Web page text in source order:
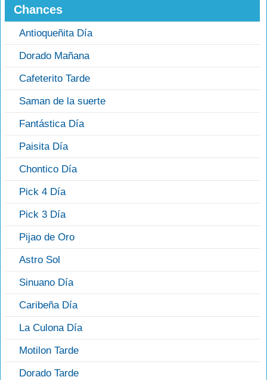
Chances
Antioqueñita Día
Dorado Mañana
Cafeterito Tarde
Saman de la suerte
Fantástica Día
Paisita Día
Chontico Día
Pick 4 Día
Pick 3 Día
Pijao de Oro
Astro Sol
Sinuano Día
Caribeña Día
La Culona Día
Motilon Tarde
Dorado Tarde